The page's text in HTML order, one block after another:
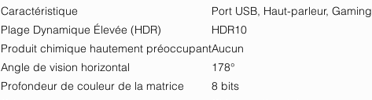
Caractéristique
Port USB, Haut-parleur, Gaming
Plage Dynamique Élevée (HDR)
HDR10
Produit chimique hautement préoccupantAucun
Angle de vision horizontal
178°
Profondeur de couleur de la matrice
8 bits